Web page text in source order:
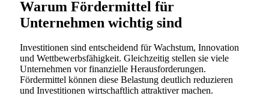
Warum Fördermittel für
Unternehmen wichtig sind
Investitionen sind entscheidend für Wachstum, Innovation
und Wettbewerbsfähigkeit. Gleichzeitig stellen sie viele
Unternehmen vor finanzielle Herausforderungen.
Fördermittel können diese Belastung deutlich reduzieren
und Investitionen wirtschaftlich attraktiver machen.